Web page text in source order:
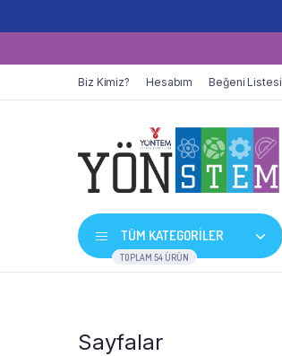
Biz Kimiz? Hesabım Beğeni Listesi
TÜM KATEGORİLER
TOPLAM 54 ÜRÜN
Sayfalar